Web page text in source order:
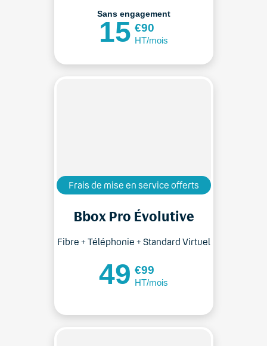
Sans engagement
15 €90
HT/mois
Frais de mise en service offerts
Bbox Pro Évolutive
Fibre + Téléphonie + Standard Virtuel
49 €99
HT/mois